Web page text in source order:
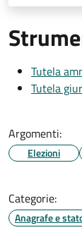
Tutela
Tutela
Argomenti:
Elezioni
Categorie:
Anagrafe e